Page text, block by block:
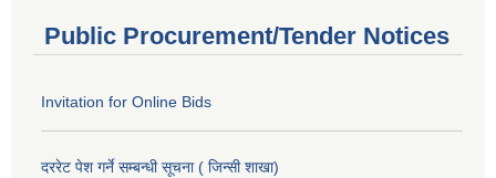
Public Procurement/Tender Notices
Invitation for Online Bids
दररेट पेश गर्ने सम्बन्धी सूचना ( जिन्सी शाखा)